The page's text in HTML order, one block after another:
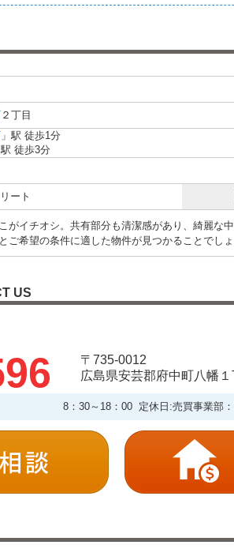
２丁目
」駅 徒歩1分
駅 徒歩3分
ート
がイチオシ。共有部分も清潔感があり、綺麗な
ご希望の条件に適した物件が見つかることでし
US
〒735-0012
広島県安芸郡府中町八幡
8：30～18：00 定休日:売買事業部